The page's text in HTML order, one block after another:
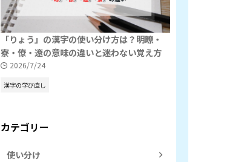
「りょう」の漢字の使い分け方は？明瞭・
寮・僚・遼の意味の違いと迷わない覚え方
2026/7/24
漢字の学び直し
カテゴリー
使い分け